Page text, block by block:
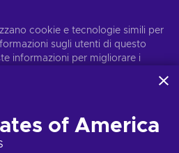
Iscriviti
momento. Visital'informativa
cookie e tecnologie simili per
sugli utenti di questo
informazioni per migliorare i
essere usati per personalizzare
acconsenti all'uso di queste
e dei suoi partner. Puoi
su “Personalizza”.
of America